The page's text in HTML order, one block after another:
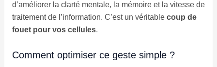
d’améliorer la clarté mentale, la mémoire et la vitesse de
traitement de l’information. C’est un véritable coup de
fouet pour vos cellules.
Comment optimiser ce geste simple ?